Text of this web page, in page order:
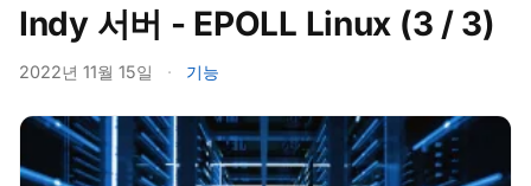
Indy 서버 - EPOLL Linux (3 / 3)
2022년 11월 15일 · 기능